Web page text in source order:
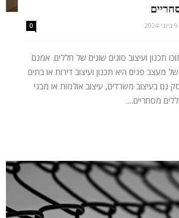
9 ביוני 2024 0
תכנון ועיצוב סוגים שונים של חללים. אמנם
מעצב פנים היא תכנון ועיצוב דירות או בתים
גם בעיצוב משרדים, עיצוב אולמות או מבני
מסחריים....